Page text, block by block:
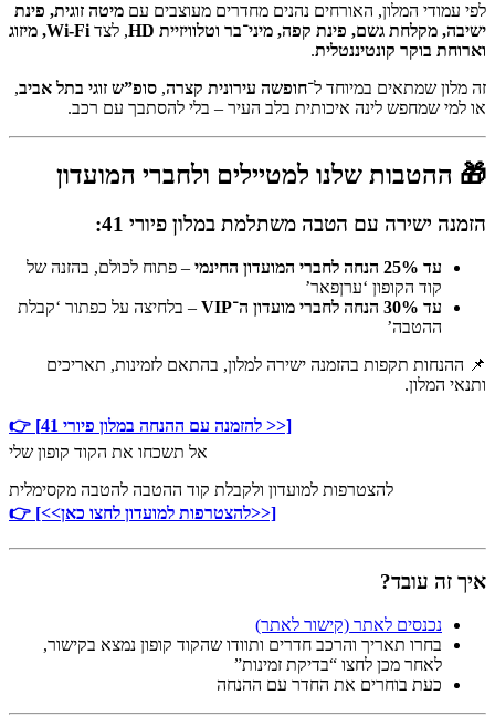
לפי עמודי המלון, האורחים נהנים מחדרים מעוצבים עם מיטה זוגית, פינת
ישיבה, מקלחת גשם, פינת קפה, מיני־בר וטלוויזיית HD
, לצד
Wi-Fi, מיזוג
וארוחת בוקר קונטיננטלית.
זה מלון שמתאים במיוחד ל־חופשה עירונית קצרה, סופ”ש זוגי בתל אביב,
או למי שמחפש לינה איכותית בלב העיר – בלי להסתבך עם רכב.
🎁 ההטבות שלנו למטיילים ולחברי המועדון
הזמנה ישירה עם הטבה משתלמת במלון פיורי 41:
עד 25% הנחה לחברי המועדון החינמי
– פתוח לכולם, בהזנה של
קוד הקופון ‘ערןפאר’
עד 30% הנחה לחברי מועדון ה־VIP
– בלחיצה על כפתור ‘קבלת
ההטבה’
📌 ההנחות תקפות בהזמנה ישירה למלון, בהתאם לזמינות, תאריכים
ותנאי המלון.
👉 [להזמנה עם ההנחה במלון פיורי 41 >>]
אל תשכחו את הקוד קופון שלי
להצטרפות למועדון ולקבלת קוד ההטבה להטבה מקסימלית
👉 [<<להצטרפות למועדון לחצו כאן>>]
איך זה עובד?
נכנסים לאתר (קישור לאתר)
בחרו תאריך והרכב חדרים ותוודו שהקוד קופון נמצא בקישור,
לאחר מכן לחצו “בדיקת זמינות”
כעת בוחרים את החדר עם ההנחה